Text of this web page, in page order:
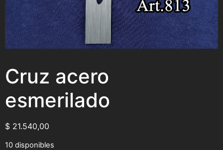
Cruz acero
esmerilado
$ 21.540,00
10 disponibles